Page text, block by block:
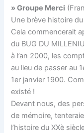
» Groupe Merci
Une brève histoire
Cela commencerait
du BUG DU
à l’an 2000, les
au lieu de passer au
1er janvier 1900.
existé !
Devant nous, des
de mémoire,
l’histoire du XXè